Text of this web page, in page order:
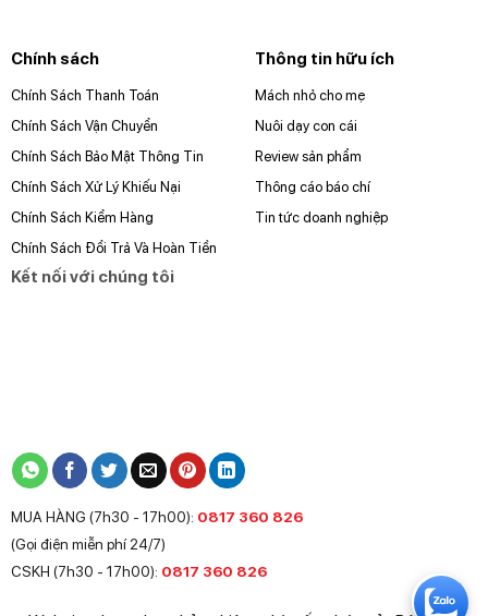
Chính sách
Chính Sách Thanh Toán
Chính Sách Vận Chuyển
Chính Sách Bảo Mật Thông Tin
Chính Sách Xử Lý Khiếu Nại
Chính Sách Kiểm Hàng
Chính Sách Đổi Trả Và Hoàn Tiền
Thông tin hữu ích
Mách nhỏ cho mẹ
Nuôi dạy con cái
Review sản phẩm
Thông cáo báo chí
Tin tức doanh nghiệp
Kết nối với chúng tôi
MUA HÀNG (7h30 - 17h00): 0817 360 826
(Gọi điện miễn phí 24/7)
CSKH (7h30 - 17h00): 0817 360 826